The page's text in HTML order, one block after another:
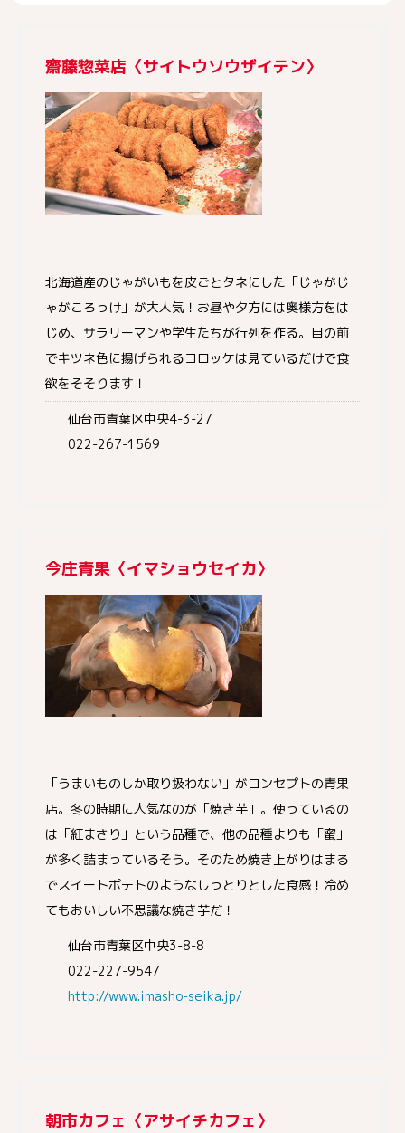
齋藤惣菜店〈サイトウソウザイテン〉
北海道産のじゃがいもを皮ごとタネにした「じゃがじ
ゃがころっけ」が大人気！お昼や夕方には奥様方をは
じめ、サラリーマンや学生たちが行列を作る。目の前
でキツネ色に揚げられるコロッケは見ているだけで食
欲をそそります！
仙台市青葉区中央4-3-27
022-267-1569
今庄青果〈イマショウセイカ〉
「うまいものしか取り扱わない」がコンセプトの青果
店。冬の時期に人気なのが「焼き芋」。使っているの
は「紅まさり」という品種で、他の品種よりも「蜜」
が多く詰まっているそう。そのため焼き上がりはまる
でスイートポテトのようなしっとりとした食感！冷め
てもおいしい不思議な焼き芋だ！
仙台市青葉区中央3-8-8
022-227-9547
http://www.imasho-seika.jp/
朝市カフェ〈アサイチカフェ〉